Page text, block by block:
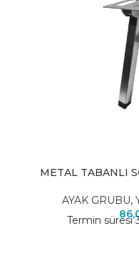
METAL TABANLI
AYAK GRUBU,
Termin süresi